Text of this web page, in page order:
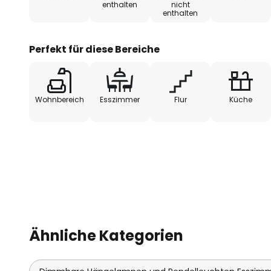
gewünschte Atmosphäre zu
Hängelampe Blumen bietet die
enthalten
nicht
enthalten
Perfekt für diese Bereiche
Wohnbereich Esszimmer Flur Küche
Ähnliche Kategorien